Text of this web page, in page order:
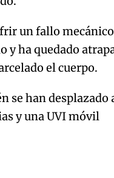
un fallo
y ha quedado
el cuerpo.
se han
y una UVI móvil